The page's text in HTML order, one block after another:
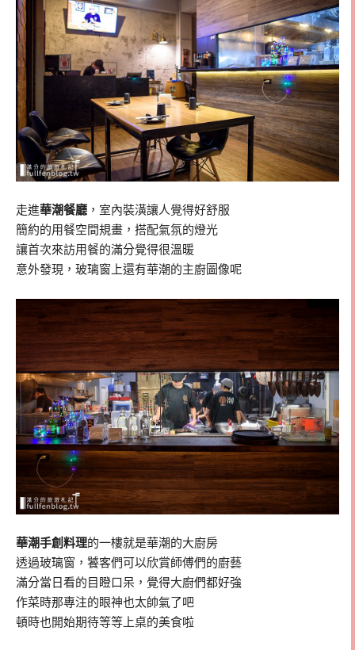
走進華潮餐廳 ，室內裝潢讓人覺得好舒服
簡約的用餐空間規畫，搭配氣氛的燈光
讓首次來訪用餐的滿分覺得很溫暖
意外發現，玻璃窗上還有華潮的主廚圖像呢
華潮手創料理的一樓就是華潮的大廚房
透過玻璃窗，饕客們可以欣賞師傅們的廚藝
滿分當日看的目瞪口呆，覺得大廚們都好強
作菜時那專注的眼神也太帥氣了吧
頓時也開始期待等等上桌的美食啦